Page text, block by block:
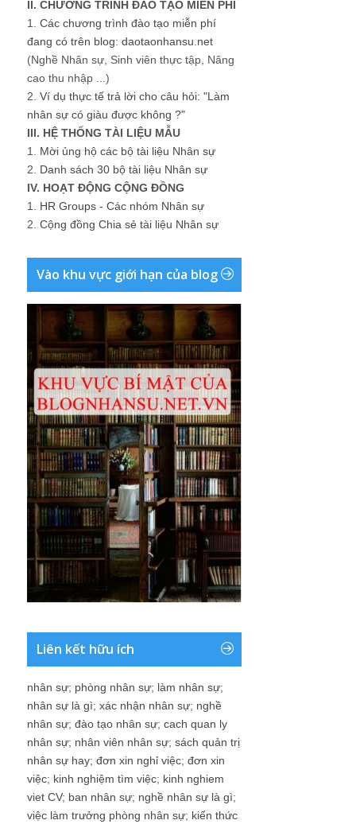
II. CHƯƠNG TRÌNH ĐÀO TẠO MIỄN PHÍ
1. Các chương trình đào tạo miễn phí
đang có trên blog: daotaonhansu.net
(Nghề Nhân sự, Sinh viên thực tập, Nâng
cao thu nhập ...)
2. Ví dụ thực tế trả lời cho câu hỏi: "Làm
nhân sự có giàu được không ?"
III. HỆ THỐNG TÀI LIỆU MẪU
1. Mời ủng hộ các bộ tài liệu Nhân sự
2. Danh sách 30 bộ tài liệu Nhân sự
IV. HOẠT ĐỘNG CỘNG ĐỒNG
1. HR Groups - Các nhóm Nhân sự
2. Cộng đồng Chia sẻ tài liệu Nhân sự
Vào khu vực giới hạn của blog
Liên kết hữu ích
nhân sự; phòng nhân sự; làm nhân sự;
nhân sự là gì; xác nhận nhân sự; nghề
nhân sự; đào tạo nhân sự; cach quan ly
nhân sự; nhân viên nhân sự; sách quản trị
nhân sự hay; đơn xin nghỉ việc; đơn xin
việc; kinh nghiệm tìm việc; kinh nghiem
viet CV; ban nhân sự; nghề nhân sự là gì;
việc làm trưởng phòng nhân sự; kiến thức